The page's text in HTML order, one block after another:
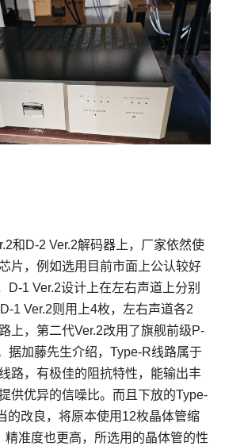
和D-2 Ver.2解码器上，厂家依然使
片，例如选用目前市面上公认较好
D-1 Ver.2设计上在左右声道上分别
1 Ver.2则用上4枚，左右声道各2
上，第二代Ver.2改用了旗舰前级P-
据加藤先生介绍，Type-R线路属于
路，有极佳的阻抗特性，能输出丰
供优异的信噪比。而且下放的Type-
的改良，将原本使用12枚晶体管缩
精准度也更高，所选用的晶体管的性